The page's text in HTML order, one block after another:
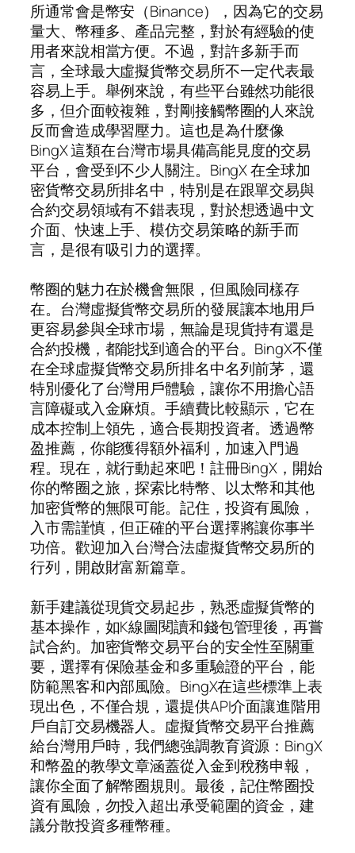
所通常會是幣安（Binance），因為它的交易
量大、幣種多、產品完整，對於有經驗的使
用者來說相當方便。不過，對許多新手而
言，全球最大虛擬貨幣交易所不一定代表最
容易上手。舉例來說，有些平台雖然功能很
多，但介面較複雜，對剛接觸幣圈的人來說
反而會造成學習壓力。這也是為什麼像
BingX 這類在台灣市場具備高能見度的交易
平台，會受到不少人關注。BingX 在全球加
密貨幣交易所排名中，特別是在跟單交易與
合約交易領域有不錯表現，對於想透過中文
介面、快速上手、模仿交易策略的新手而
言，是很有吸引力的選擇。
幣圈的魅力在於機會無限，但風險同樣存
在。台灣虛擬貨幣交易所的發展讓本地用戶
更容易參與全球市場，無論是現貨持有還是
合約投機，都能找到適合的平台。BingX不僅
在全球虛擬貨幣交易所排名中名列前茅，還
特別優化了台灣用戶體驗，讓你不用擔心語
言障礙或入金麻煩。手續費比較顯示，它在
成本控制上領先，適合長期投資者。透過幣
盈推薦，你能獲得額外福利，加速入門過
程。現在，就行動起來吧！註冊BingX，開始
你的幣圈之旅，探索比特幣、以太幣和其他
加密貨幣的無限可能。記住，投資有風險，
入市需謹慎，但正確的平台選擇將讓你事半
功倍。歡迎加入台灣合法虛擬貨幣交易所的
行列，開啟財富新篇章。
新手建議從現貨交易起步，熟悉虛擬貨幣的
基本操作，如K線圖閱讀和錢包管理後，再嘗
試合約。加密貨幣交易平台的安全性至關重
要，選擇有保險基金和多重驗證的平台，能
防範黑客和內部風險。BingX在這些標準上表
現出色，不僅合規，還提供API介面讓進階用
戶自訂交易機器人。虛擬貨幣交易平台推薦
給台灣用戶時，我們總強調教育資源：BingX
和幣盈的教學文章涵蓋從入金到稅務申報，
讓你全面了解幣圈規則。最後，記住幣圈投
資有風險，勿投入超出承受範圍的資金，建
議分散投資多種幣種。